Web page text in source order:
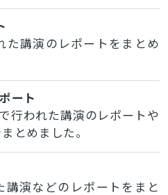
た講演のレポートをまとめ
ート
行われた講演のレポートや
とめました。
講演などのレポートをまと